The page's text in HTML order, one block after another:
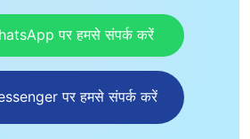
पर हमसे संपर्क करें
पर हमसे संपर्क करें